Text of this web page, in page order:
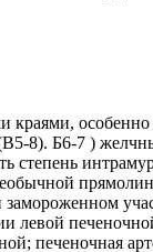
8). Б6-7 )
левой
печеночная